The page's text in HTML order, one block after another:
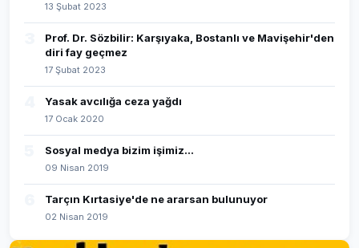
13 Şubat 2023
Prof. Dr. Sözbilir: Karşıyaka, Bostanlı ve Mavişehir'den
diri fay geçmez
17 Şubat 2023
Yasak avcılığa ceza yağdı
17 Ocak 2020
Sosyal medya bizim işimiz...
09 Nisan 2019
Tarçın Kırtasiye'de ne ararsan bulunuyor
02 Nisan 2019